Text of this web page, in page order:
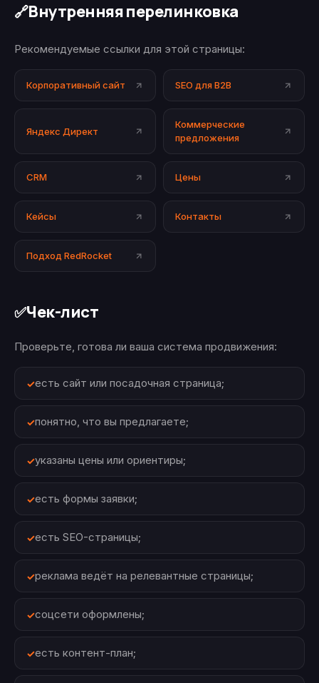
🔗Внутренняя перелинковка
Рекомендуемые ссылки для этой страницы:
Корпоративный сайт SEO для B2B
Яндекс Директ
Коммерческие
предложения
CRM Цены
Кейсы Контакты
Подход RedRocket
✅Чек-лист
Проверьте, готова ли ваша система продвижения:
есть сайт или посадочная страница;
понятно, что вы предлагаете;
указаны цены или ориентиры;
есть формы заявки;
есть SEO-страницы;
реклама ведёт на релевантные страницы;
соцсети оформлены;
есть контент-план;